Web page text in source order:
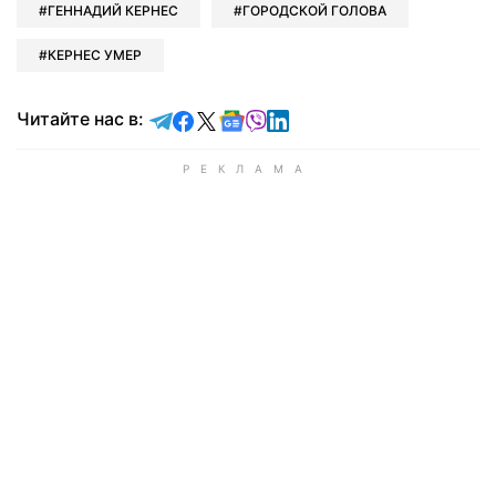
ГЕННАДИЙ КЕРНЕС ГОРОДСКОЙ ГОЛОВА
КЕРНЕС УМЕР
Читайте нас в: Читайте в Telegram
Читайте в Facebook
Читайте в X
Читайте в Google news
Читайте в Viber
Читайте в LinkedIn